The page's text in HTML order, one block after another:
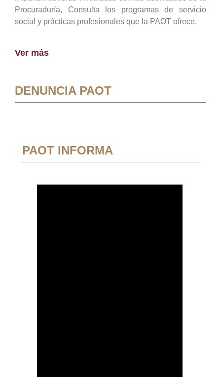
Procuraduría, Consulta los programas de servicio
social y prácticas profesionales que la PAOT ofrece.
Ver más
DENUNCIA PAOT
PAOT INFORMA